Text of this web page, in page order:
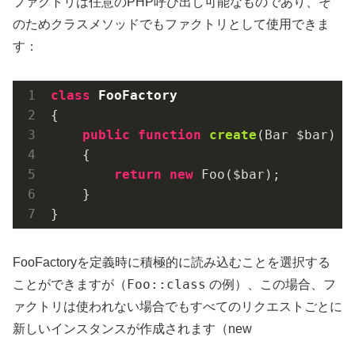
のためクラスメソッドでもファクトリとして使用できま
す：
class
FooFactory
{
public
function create (Bar $bar)
{
return
new Foo($bar);
    }
}
FooFactoryを定義時に積極的に読み込むことを選択する
ことができますが（ Foo::class の例）、この場合、フ
ァクトリは使われない場合でもすべてのリクエストごとに
新しいインスタンスが作成されます（new